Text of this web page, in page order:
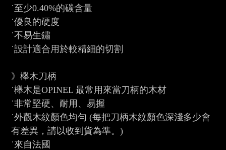
˙至少0.40%的碳含量
˙優良的硬度
˙不易生鏽
˙設計適合用於較精細的切割
》櫸木刀柄
˙櫸木是OPINEL 最常用來當刀柄的木材
˙非常堅硬、耐用、易握
˙外觀木紋顏色均勻 (每把刀柄木紋顏色深淺多少會
有差異，請以收到貨為準。)
˙來自法國